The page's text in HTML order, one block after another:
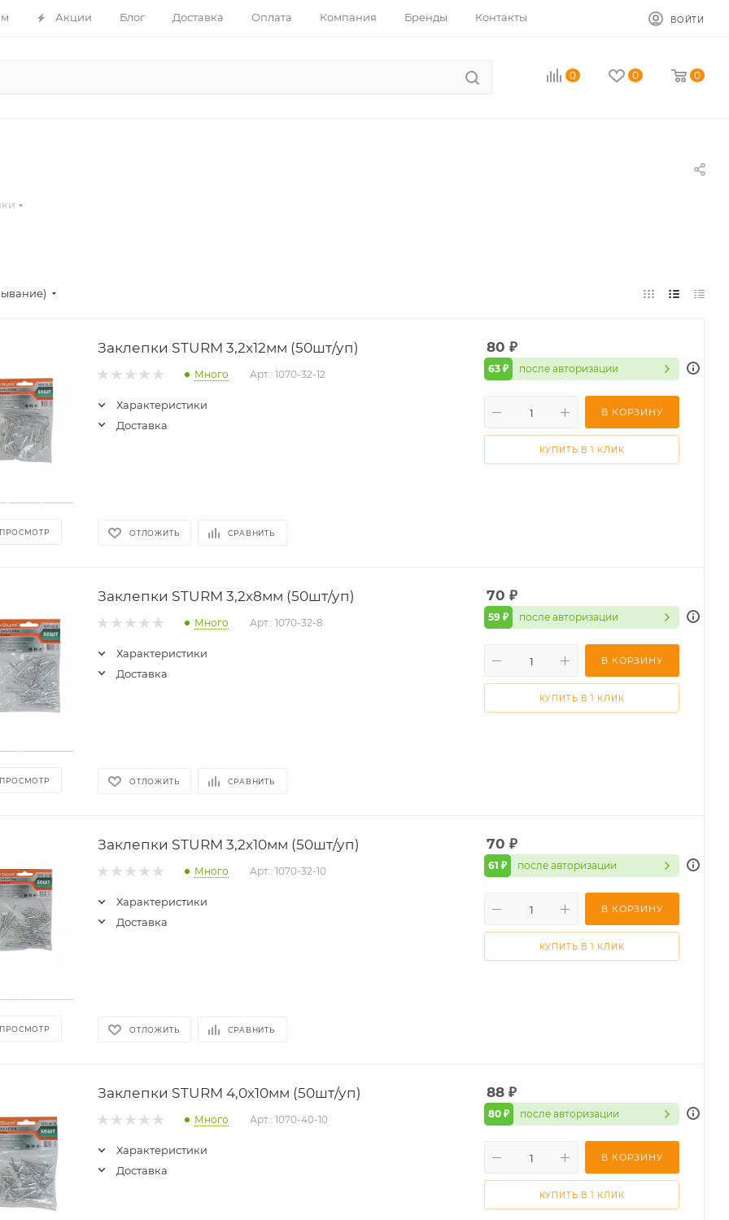
Акции Блог Доставка Оплата Компания Бренды Контакты ВОЙТИ
0 0 0
Заклепки STURM 3,2х12мм (50шт/уп)
Много Арт.: 1070-32-12
Характеристики
Доставка
ОТЛОЖИТЬ СРАВНИТЬ
80 ₽
63 ₽ после авторизации
В КОРЗИНУ
КУПИТЬ В 1 КЛИК
Заклепки STURM 3,2х8мм (50шт/уп)
Много Арт.: 1070-32-8
Характеристики
Доставка
ОТЛОЖИТЬ СРАВНИТЬ
70 ₽
59 ₽ после авторизации
В КОРЗИНУ
КУПИТЬ В 1 КЛИК
Заклепки STURM 3,2х10мм (50шт/уп)
Много Арт.: 1070-32-10
Характеристики
Доставка
ОТЛОЖИТЬ СРАВНИТЬ
70 ₽
61 ₽ после авторизации
В КОРЗИНУ
КУПИТЬ В 1 КЛИК
Заклепки STURM 4,0х10мм (50шт/уп)
Много Арт.: 1070-40-10
Характеристики
Доставка
88 ₽
80 ₽ после авторизации
В КОРЗИНУ
КУПИТЬ В 1 КЛИК